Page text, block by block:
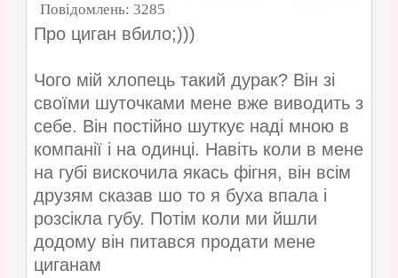
Повідомлень: 3285
Про циган вбило;)))
Чого мій хлопець такий дурак? Він зі
своїми шуточками мене вже виводить з
себе. Він постійно шуткує наді мною в
компанії і на одинці. Навіть коли в мене
на губі вискочила якась фігня, він всім
друзям сказав шо то я буха впала і
розсікла губу. Потім коли ми йшли
додому він питався продати мене
циганам